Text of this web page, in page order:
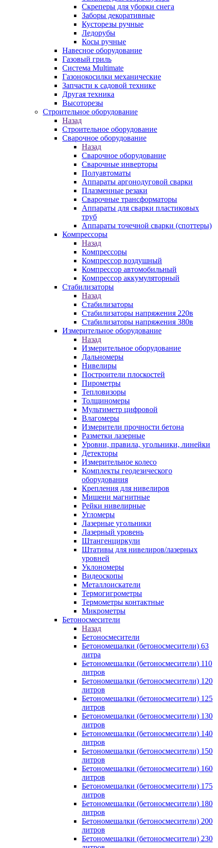
Скреперы для уборки снега
Заборы декоративные
Кусторезы ручные
Ледорубы
Косы ручные
Навесное оборудование
Газовый гриль
Система Multimate
Газонокосилки механические
Запчасти к садовой технике
Другая техника
Высоторезы
Строительное оборудование
Назад
Строительное оборудование
Сварочное оборудование
Назад
Сварочное оборудование
Сварочные инверторы
Полуавтоматы
Аппараты аргонодуговой сварки
Плазменные резаки
Сварочные трансформаторы
Аппараты для сварки пластиковых
труб
Аппараты точечной сварки (споттеры)
Компрессоры
Назад
Компрессоры
Компрессор воздушный
Компрессор автомобильный
Компрессор аккумуляторный
Стабилизаторы
Назад
Стабилизаторы
Стабилизаторы напряжения 220в
Стабилизаторы напряжения 380в
Измерительное оборудование
Назад
Измерительное оборудование
Дальномеры
Нивелиры
Построители плоскостей
Пирометры
Тепловизоры
Толщиномеры
Мультиметр цифровой
Влагомеры
Измерители прочности бетона
Разметки лазерные
Уровни, правила, угольники, линейки
Детекторы
Измерительное колесо
Комплекты геодезического
оборудования
Крепления для нивелиров
Мишени магнитные
Рейки нивелирные
Угломеры
Лазерные угольники
Лазерный уровень
Штангенциркули
Штативы для нивелиров/лазерных
уровней
Уклономеры
Видеоскопы
Металлоискатели
Термогигрометры
Термометры контактные
Микрометры
Бетоносмесители
Назад
Бетоносмесители
Бетономешалки (бетоносмесители) 63
литра
Бетономешалки (бетоносмесители) 110
литров
Бетономешалки (бетоносмесители) 120
литров
Бетономешалки (бетоносмесители) 125
литров
Бетономешалки (бетоносмесители) 130
литров
Бетономешалки (бетоносмесители) 140
литров
Бетономешалки (бетоносмесители) 150
литров
Бетономешалки (бетоносмесители) 160
литров
Бетономешалки (бетоносмесители) 175
литров
Бетономешалки (бетоносмесители) 180
литров
Бетономешалки (бетоносмесители) 200
литров
Бетономешалки (бетоносмесители) 230